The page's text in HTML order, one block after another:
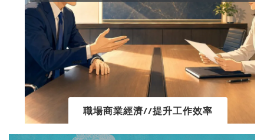
職場商業經濟//提升工作效率